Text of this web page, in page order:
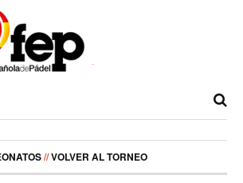
//VOLVER AL TORNEO